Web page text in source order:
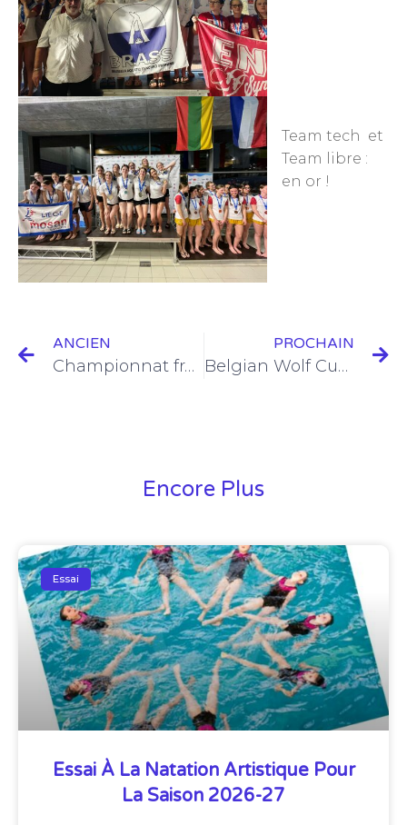
Team tech et
Team libre :
en or !
ANCIEN
Championnat francophone de natation artistique – Encore des médailles !
PROCHAIN
Belgian Wolf Cup – La coupe pour le club BRASS !!
Encore Plus
Essai
Essai À La Natation Artistique Pour
La Saison 2026-27